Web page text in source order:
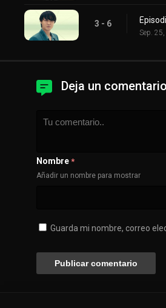
3 - 6
Sep.
Deja un comentario
Nombre *
Añadir un nombre para mostrar
Guarda mi nombre, correo